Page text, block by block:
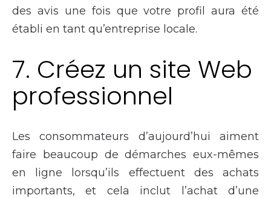
des avis une fois que votre profil aura été
établi en tant qu’entreprise locale.
7. Créez un site Web
professionnel
Les consommateurs d’aujourd’hui aiment
faire beaucoup de démarches eux-mêmes
en ligne lorsqu’ils effectuent des achats
importants, et cela inclut l’achat d’une